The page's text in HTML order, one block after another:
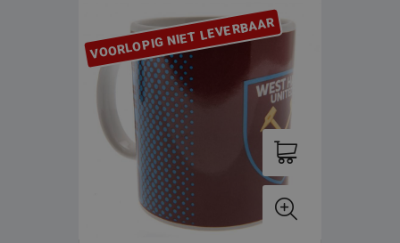
VOORLOPIG NIET LEVERBAAR